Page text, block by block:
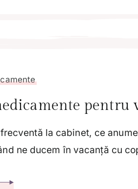
pentru
la cabinet, ce
ne ducem în vacanță cu